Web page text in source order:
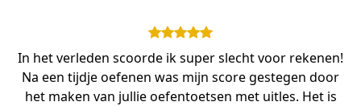
In het verleden scoorde ik super slecht voor rekenen!
Na een tijdje oefenen was mijn score gestegen door
het maken van jullie oefentoetsen met uitles. Het is